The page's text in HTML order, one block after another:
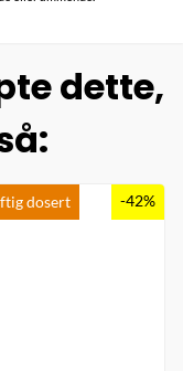
dette,
dosert -42%